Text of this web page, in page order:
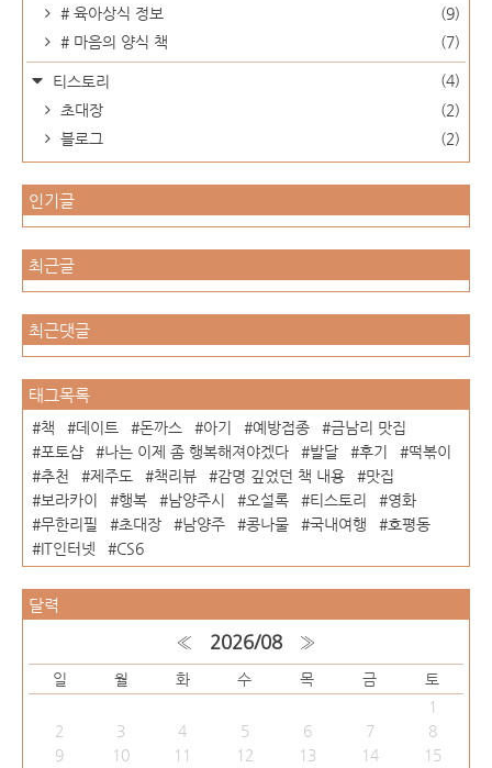
# 육아상식 정보
(9)
# 마음의 양식 책
(7)
티스토리
(4)
초대장
(2)
블로그
(2)
인기글
최근글
최근댓글
태그목록
책 데이트 돈까스 아기 예방접종
금남리 맛집
포토샵
나는 이제 좀 행복해져야겠다 발달 후기
떡볶이
추천
제주도 책리뷰 감명 깊었던 책 내용
맛집
보라카이
행복 남양주시 오설록 티스토리
영화
무한리필
초대장 남양주 콩나물 국내여행
호평동
IT인터넷
CS6
달력
« 2026/08 »
일 월 화 수 목 금
토
1
2
3 4 5 6 7
8
9
10 11 12 13 14 15